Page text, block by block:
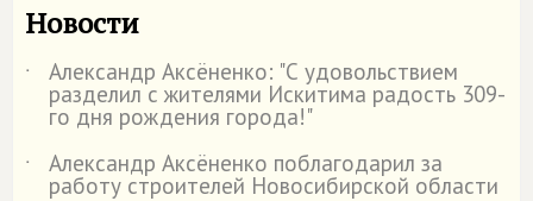
Новости
˙ Александр Аксёненко: "С удовольствием
разделил с жителями Искитима радость 309-
го дня рождения города!"
˙
Александр Аксёненко поблагодарил за
работу строителей Новосибирской области